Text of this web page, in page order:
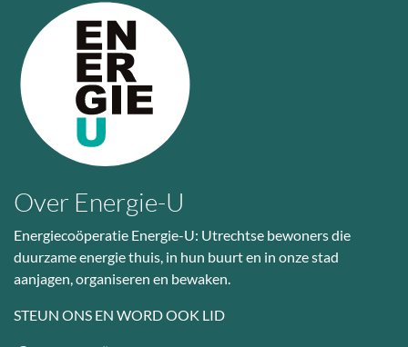
Over Energie-U
Energiecoöperatie Energie-U: Utrechtse bewoners die
duurzame energie thuis, in hun buurt en in onze stad
aanjagen, organiseren en bewaken.
STEUN ONS EN WORD OOK LID